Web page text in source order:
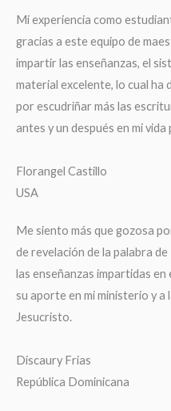
Mi experiencia como
gracias a este equipo de
impartir las enseñanzas, el
material excelente, lo cual ha
por escudriñar más las
antes y un después en mi
Florangel Castillo
USA
Me siento más que gozosa
de revelación de la palabra
las enseñanzas impartidas
su aporte en mi ministerio y
Jesucristo.
Discaury Frias
República Dominicana